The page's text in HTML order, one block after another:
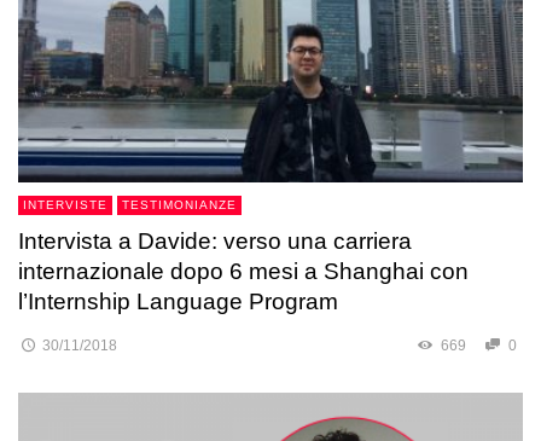
INTERVISTE TESTIMONIANZE
Intervista a Davide: verso una carriera
internazionale dopo 6 mesi a Shanghai con
l’Internship Language Program
30/11/2018 669 0